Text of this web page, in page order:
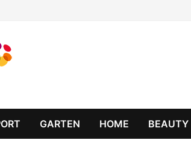
GARTEN HOME BEAUTY